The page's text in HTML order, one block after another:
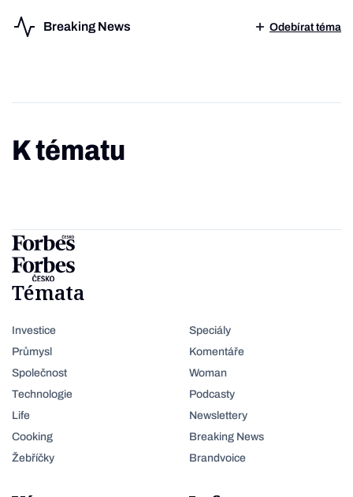
Breaking News Odebírat téma
K tématu
Témata
Investice
Průmysl
Společnost
Technologie
Life
Cooking
Žebříčky
Speciály
Komentáře
Woman
Podcasty
Newslettery
Breaking News
Brandvoice